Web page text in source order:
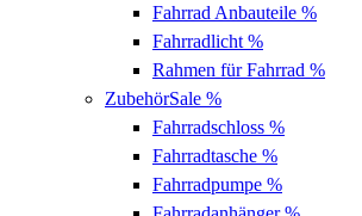
Fahrrad Anbauteile %
Fahrradlicht %
Rahmen für Fahrrad %
ZubehörSale %
Fahrradschloss %
Fahrradtasche %
Fahrradpumpe %